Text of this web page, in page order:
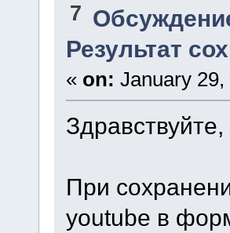
7
Результат
« on: January
При
youtube в